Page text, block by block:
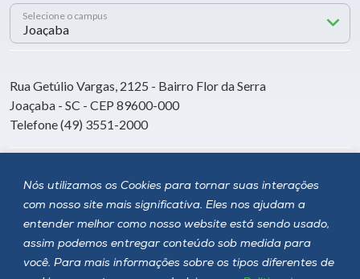
Nós utilizamos os Cookies para tornar suas interações
com nosso site mais significativa. Eles nos ajudam a
entender melhor como nosso website está sendo usado,
assim podemos entregar conteúdo sob medida para
você. Para mais informações sobre os tipos diferentes de
Selecione o campus
Rua Getúlio Vargas, 2125 - Bairro Flor da Serra
Joaçaba - SC - CEP 89600-000
Telefone (49) 3551-2000
Siga a Unoesc